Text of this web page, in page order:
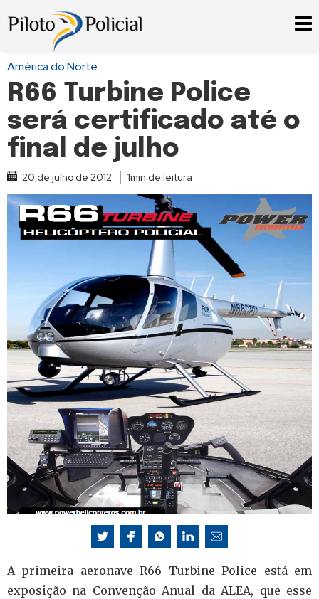
América do Norte
R66 Turbine Police
será certificado até o
final de julho
20 de julho de 2012 1min de leitura
A primeira aeronave R66 Turbine Police está em
exposição na Convenção Anual da ALEA, que esse